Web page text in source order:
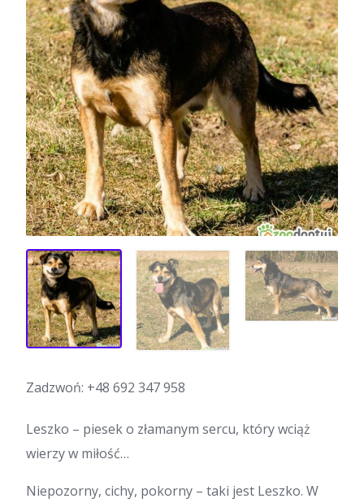
Zadzwoń: +48 692 347 958
Leszko – piesek o złamanym sercu, który wciąż
wierzy w miłość…
Niepozorny, cichy, pokorny – taki jest Leszko. W